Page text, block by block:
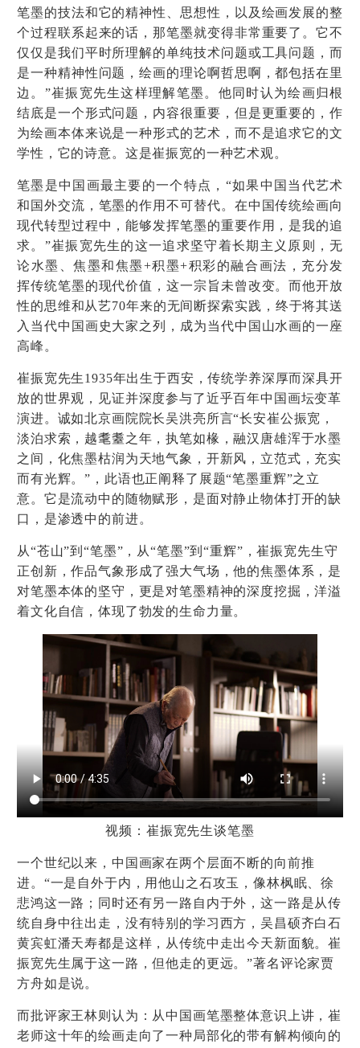
笔墨的技法和它的精神性、思想性，以及绘画发展的整
个过程联系起来的话，那笔墨就变得非常重要了。它不
仅仅是我们平时所理解的单纯技术问题或工具问题，而
是一种精神性问题，绘画的理论啊哲思啊，都包括在里
边。”崔振宽先生这样理解笔墨。他同时认为绘画归根
结底是一个形式问题，内容很重要，但是更重要的，作
为绘画本体来说是一种形式的艺术，而不是追求它的文
学性，它的诗意。这是崔振宽的一种艺术观。
笔墨是中国画最主要的一个特点，“如果中国当代艺术
和国外交流，笔墨的作用不可替代。在中国传统绘画向
现代转型过程中，能够发挥笔墨的重要作用，是我的追
求。”崔振宽先生的这一追求坚守着长期主义原则，无
论水墨、焦墨和焦墨+积墨+积彩的融合画法，充分发
挥传统笔墨的现代价值，这一宗旨未曾改变。而他开放
性的思维和从艺70年来的无间断探索实践，终于将其送
入当代中国画史大家之列，成为当代中国山水画的一座
高峰。
崔振宽先生1935年出生于西安，传统学养深厚而深具开
放的世界观，见证并深度参与了近乎百年中国画坛变革
演进。诚如北京画院院长吴洪亮所言“长安崔公振宽，
淡泊求索，越耄耋之年，执笔如椽，融汉唐雄浑于水墨
之间，化焦墨枯润为天地气象，开新风，立范式，充实
而有光辉。”，此语也正阐释了展题“笔墨重辉”之立
意。它是流动中的随物赋形，是面对静止物体打开的缺
口，是渗透中的前进。
从“苍山”到“笔墨”，从“笔墨”到“重辉”，崔振宽先生守
正创新，作品气象形成了强大气场，他的焦墨体系，是
对笔墨本体的坚守，更是对笔墨精神的深度挖掘，洋溢
着文化自信，体现了勃发的生命力量。
视频：崔振宽先生谈笔墨
一个世纪以来，中国画家在两个层面不断的向前推
进。“一是自外于内，用他山之石攻玉，像林枫眠、徐
悲鸿这一路；同时还有另一路自内于外，这一路是从传
统自身中往出走，没有特别的学习西方，吴昌硕齐白石
黄宾虹潘天寿都是这样，从传统中走出今天新面貌。崔
振宽先生属于这一路，但他走的更远。”著名评论家贾
方舟如是说。
而批评家王林则认为：从中国画笔墨整体意识上讲，崔
老师这十年的绘画走向了一种局部化的带有解构倾向的